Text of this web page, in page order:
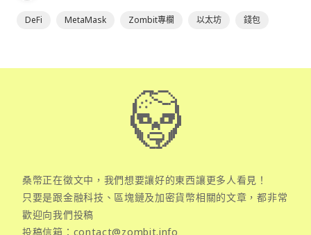
DeFi MetaMask Zombit專欄 以太坊 錢包
桑幣正在徵文中，我們想要讓好的東西讓更多人看見！
只要是跟金融科技、區塊鏈及加密貨幣相關的文章，都非常
歡迎向我們投稿
投稿信箱： contact@zombit.info